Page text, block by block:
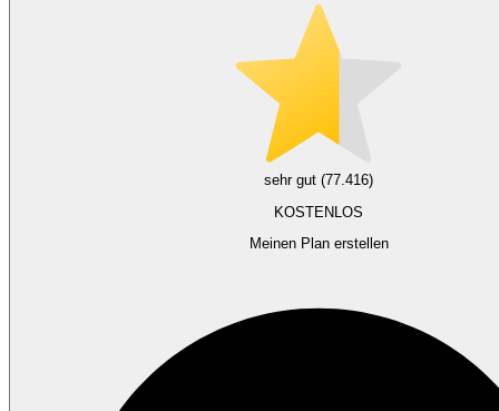
sehr gut (77.416)
KOSTENLOS
Meinen Plan erstellen